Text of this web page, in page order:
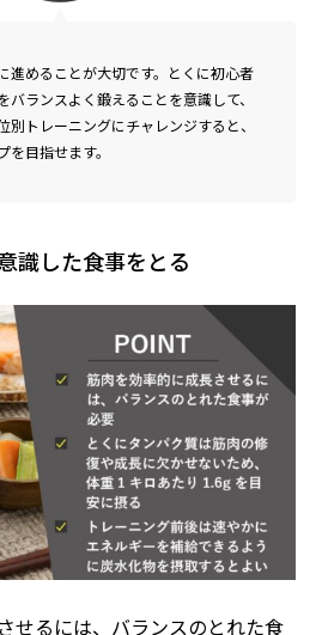
進めることが大切です。とくに初心者
バランスよく鍛えることを意識して、
別トレーニングにチャレンジすると、
目指せます。
識した食事をとる
せるには、バランスのとれた食